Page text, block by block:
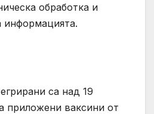
обработка и
информацията.
са над 19
приложени ваксини от